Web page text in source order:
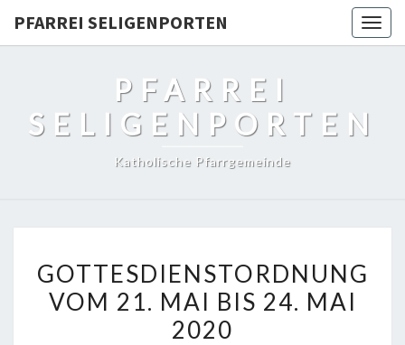
PFARREI SELIGENPORTEN
PFARREI
SELIGENPORTEN
Katholische Pfarrgemeinde
VOM
21.
MAI
GOTTESDIENSTORDNUNG
VOM 21. MAI BIS 24. MAI
2020